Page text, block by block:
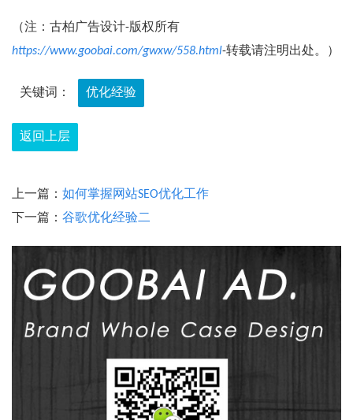
（注：古柏广告设计-版权所有
https://www.goobai.com/gwxw/558.html-转载请注明出处。）
关键词： 优化经验
返回上层
上一篇： 如何掌握网站SEO优化工作
下一篇： 谷歌优化经验二